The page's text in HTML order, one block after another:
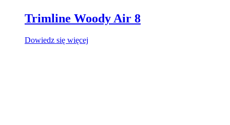
Trimline Woody Air 8
Dowiedz się więcej